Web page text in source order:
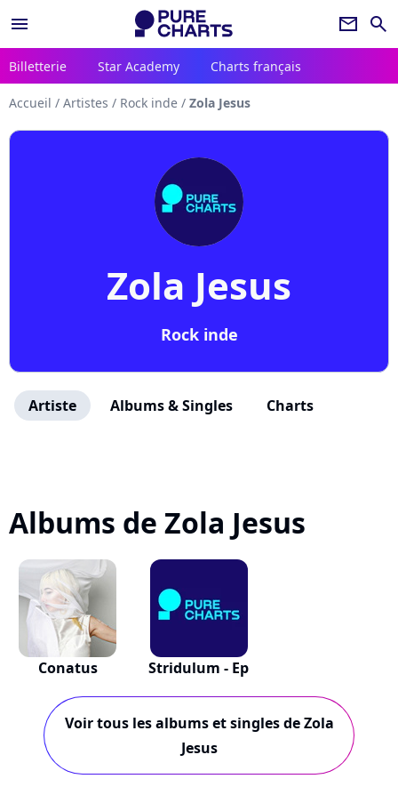
menu newsletter search
Billetterie Star Academy Charts français
Accueil / Artistes / Rock inde / Zola Jesus
Zola Jesus
Rock inde
Artiste Albums & Singles Charts
Albums de Zola Jesus
Conatus Stridulum - Ep
Voir tous les albums et singles de Zola
Jesus